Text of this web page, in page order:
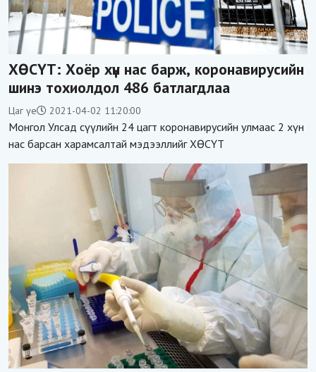
ХӨСҮТ: Хоёр хүн нас барж, коронавирусийн
шинэ тохиолдол 486 батлагдлаа
Цаг үе 2021-04-02 11:20:00
Монгол Улсад сүүлийн 24 цагт коронавирусийн улмаас 2 хүн
нас барсан харамсалтай мэдээллийг ХӨСҮТ